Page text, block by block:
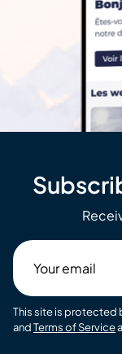
email
This site is protected
andTerms of Service